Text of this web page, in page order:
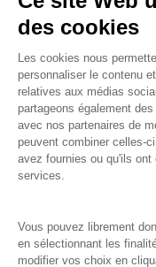
CAPTCHA